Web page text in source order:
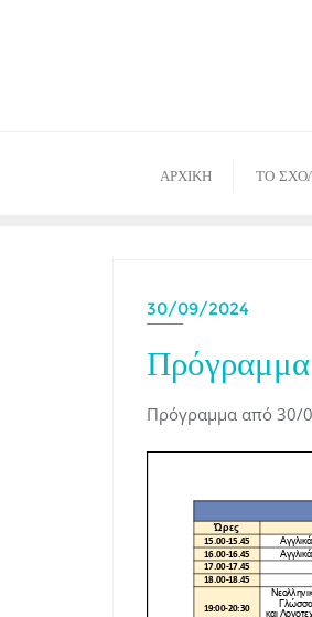
ΑΡΧΙΚΉ ΤΟ
30/09/2024
Πρόγραμμα από 30/